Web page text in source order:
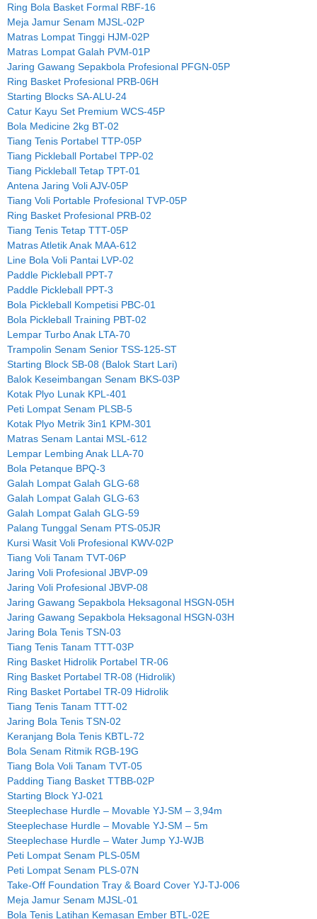
Ring Bola Basket Formal RBF-16
Meja Jamur Senam MJSL-02P
Matras Lompat Tinggi HJM-02P
Matras Lompat Galah PVM-01P
Jaring Gawang Sepakbola Profesional PFGN-05P
Ring Basket Profesional PRB-06H
Starting Blocks SA-ALU-24
Catur Kayu Set Premium WCS-45P
Bola Medicine 2kg BT-02
Tiang Tenis Portabel TTP-05P
Tiang Pickleball Portabel TPP-02
Tiang Pickleball Tetap TPT-01
Antena Jaring Voli AJV-05P
Tiang Voli Portable Profesional TVP-05P
Ring Basket Profesional PRB-02
Tiang Tenis Tetap TTT-05P
Matras Atletik Anak MAA-612
Line Bola Voli Pantai LVP-02
Paddle Pickleball PPT-7
Paddle Pickleball PPT-3
Bola Pickleball Kompetisi PBC-01
Bola Pickleball Training PBT-02
Lempar Turbo Anak LTA-70
Trampolin Senam Senior TSS-125-ST
Starting Block SB-08 (Balok Start Lari)
Balok Keseimbangan Senam BKS-03P
Kotak Plyo Lunak KPL-401
Peti Lompat Senam PLSB-5
Kotak Plyo Metrik 3in1 KPM-301
Matras Senam Lantai MSL-612
Lempar Lembing Anak LLA-70
Bola Petanque BPQ-3
Galah Lompat Galah GLG-68
Galah Lompat Galah GLG-63
Galah Lompat Galah GLG-59
Palang Tunggal Senam PTS-05JR
Kursi Wasit Voli Profesional KWV-02P
Tiang Voli Tanam TVT-06P
Jaring Voli Profesional JBVP-09
Jaring Voli Profesional JBVP-08
Jaring Gawang Sepakbola Heksagonal HSGN-05H
Jaring Gawang Sepakbola Heksagonal HSGN-03H
Jaring Bola Tenis TSN-03
Tiang Tenis Tanam TTT-03P
Ring Basket Hidrolik Portabel TR-06
Ring Basket Portabel TR-08 (Hidrolik)
Ring Basket Portabel TR-09 Hidrolik
Tiang Tenis Tanam TTT-02
Jaring Bola Tenis TSN-02
Keranjang Bola Tenis KBTL-72
Bola Senam Ritmik RGB-19G
Tiang Bola Voli Tanam TVT-05
Padding Tiang Basket TTBB-02P
Starting Block YJ-021
Steeplechase Hurdle – Movable YJ-SM – 3,94m
Steeplechase Hurdle – Movable YJ-SM – 5m
Steeplechase Hurdle – Water Jump YJ-WJB
Peti Lompat Senam PLS-05M
Peti Lompat Senam PLS-07N
Take-Off Foundation Tray & Board Cover YJ-TJ-006
Meja Jamur Senam MJSL-01
Bola Tenis Latihan Kemasan Ember BTL-02E